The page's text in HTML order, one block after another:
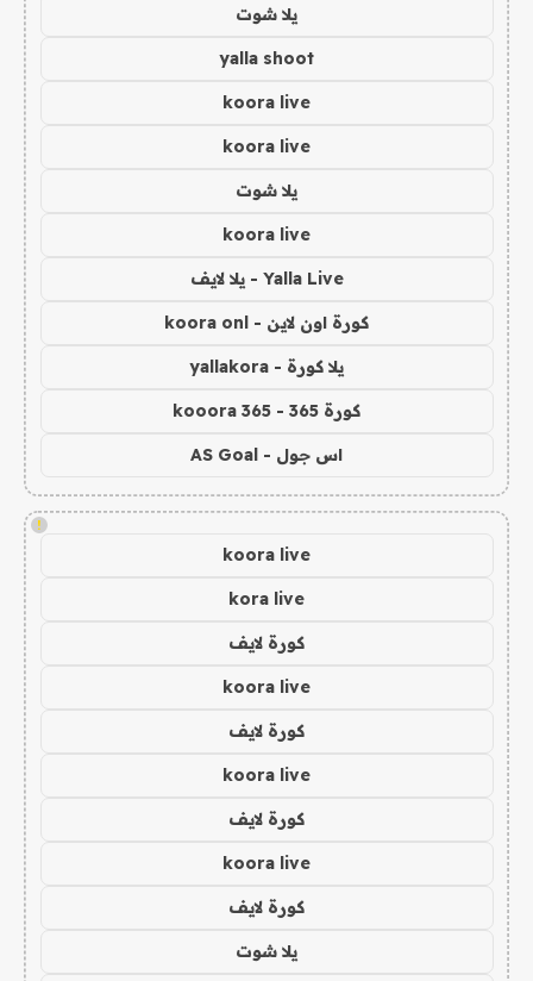
يلا شوت
yalla shoot
koora live
koora live
يلا شوت
koora live
Yalla Live - يلا لايف
كورة اون لاين - koora onl
يلا كورة - yallakora
كورة 365 - kooora 365
اس جول - AS Goal
!
koora live
kora live
كورة لايف
koora live
كورة لايف
koora live
كورة لايف
koora live
كورة لايف
يلا شوت